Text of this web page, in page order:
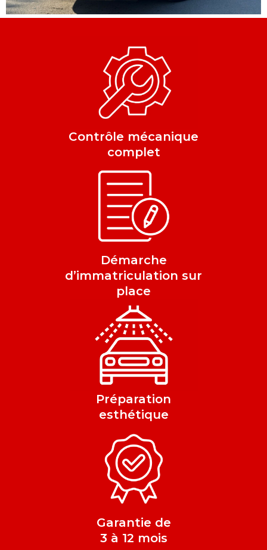
Contrôle mécanique
complet
Démarche
d’immatriculation sur
place
Préparation
esthétique
Garantie de
3 à 12 mois